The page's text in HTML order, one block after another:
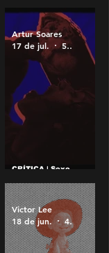
CRÍTICA | Sexo,
do cinema
neozelandês em Evil
Dead Burn
Artur Soares
17 de jul.
5 min de leitura
Victor Lee
18 de jun.
4 min de leitura